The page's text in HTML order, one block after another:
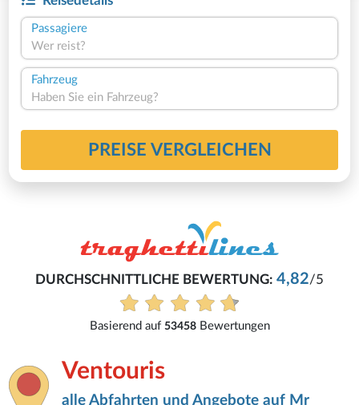
Passagiere
Wer reist?
Fahrzeug
Haben Sie ein Fahrzeug?
PREISE VERGLEICHEN
DURCHSCHNITTLICHE BEWERTUNG: 4,82/5
Basierend auf 53458Bewertungen
Ventouris
alle Abfahrten und Angebote auf Mr